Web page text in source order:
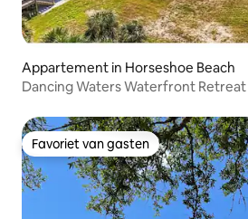
Appartement in Horseshoe Beach
Dancing Waters Waterfront Retreat
Favoriet van gasten
Favoriet van gasten